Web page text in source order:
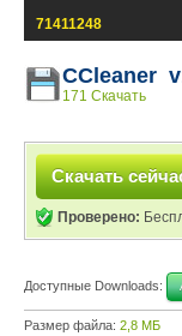
71411248
CCleaner
171 Скачать
Скачать
Проверено:
Доступные Downloads:
Размер файла: 2,8 МБ